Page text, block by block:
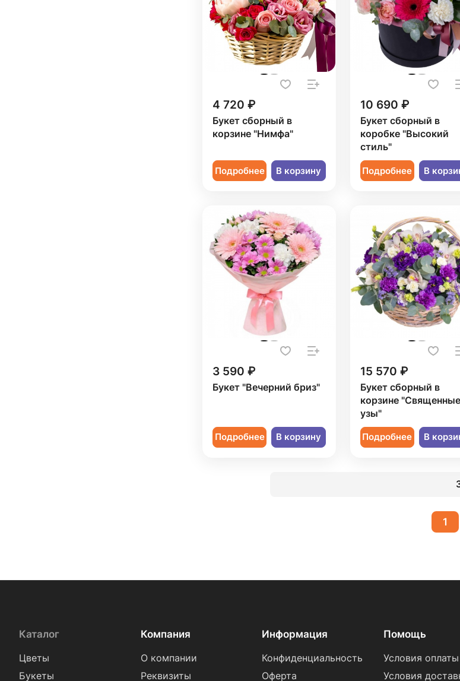
4 720 ₽
Букет сборный в
корзине "Нимфа"
Подробнее В корзину
10 690 ₽
Букет сборный в
коробке "Высокий
стиль"
Подробнее В
3 590 ₽
Букет "Вечерний бриз"
Подробнее В корзину
15 570 ₽
Букет сборный в
корзине "Священные
узы"
Подробнее В
1
Каталог
Цветы
Букеты
Компания
О компании
Реквизиты
Информация
Конфиденциальность
Оферта
Помощь
Условия оплаты
Условия